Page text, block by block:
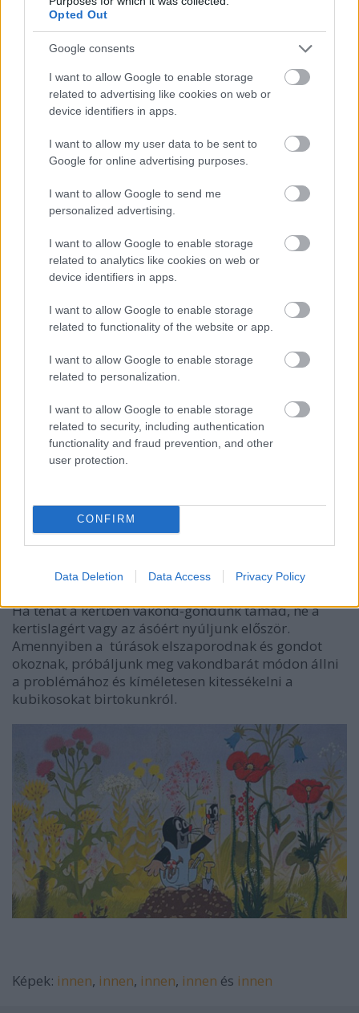
Opted Out
Google consents
I want to allow Google to enable storage
related to advertising like cookies on web or
device identifiers in apps.
I want to allow my user data to be sent to
Google for online advertising purposes.
I want to allow Google to send me
personalized advertising.
I want to allow Google to enable storage
related to analytics like cookies on web or
device identifiers in apps.
I want to allow Google to enable storage
related to functionality of the website or app.
I want to allow Google to enable storage
related to personalization.
I want to allow Google to enable storage
related to security, including authentication
functionality and fraud prevention, and other
user protection.
CONFIRM
Data Deletion Data Access Privacy Policy
Furmányosabb kertbarátok a nevében is
jelzésértékű Vakondűző fű (Euphorbia lathyris)
ültetésével is távol tarthatják a csöpp betolakodókat,
ennek a növénynek a gyökere irritálja a vakondot.
Hasonló hatást lehet elérni a császárkorona
(Fritillaria imperialis) telepítésével. A modern
metódusok pártolóinak a műanyag, földbe ásható
háló vagy az alacsony frekvenciás hangot kibocsájtó
riasztóberendezés lehet ideális választás.
Ha tehát a kertben vakond-gondunk támad, ne a
kertislagért vagy az ásóért nyúljunk először.
Amennyiben a túrások elszaporodnak és gondot
okoznak, próbáljunk meg vakondbarát módon állni
a problémához és kíméletesen kitessékelni a
kubikosokat birtokunkról.
Képek: innen, innen, innen, innen és innen